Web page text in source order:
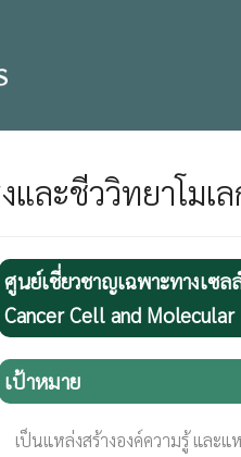
และชีววิทยาโมเ
ศูนย์เชี่ยวชาญเฉพาะทางเซล
Cancer Cell and
เป้าหมาย
เป็นแหล่งสร้างองค์ความรู้ และ